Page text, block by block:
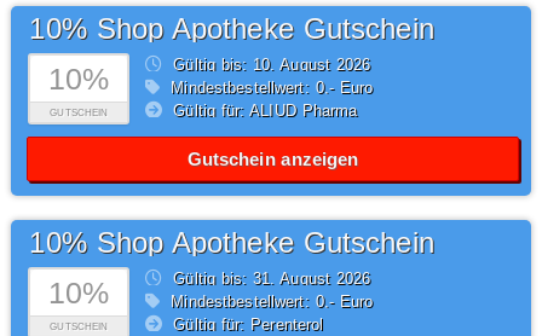
10%
GUTSCHEIN
10% Shop Apotheke Gutschein
Gültig bis: 10.August2026
Mindestbestellwert: 0,- Euro
Gültig für: ALIUD Pharma
Gutschein anzeigen
10%
GUTSCHEIN
10% Shop Apotheke Gutschein
Gültig bis: 31.August2026
Mindestbestellwert: 0,- Euro
Gültig für: Perenterol